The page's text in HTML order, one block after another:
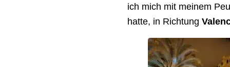
ich mich mit meinem
hatte, in Richtung